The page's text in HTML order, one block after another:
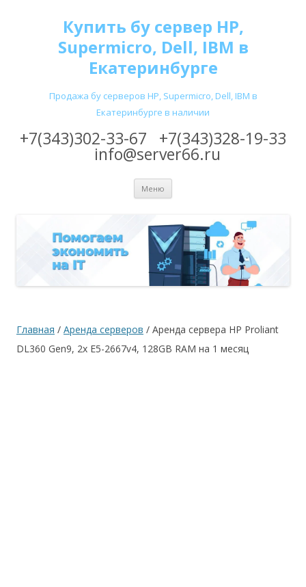
Купить бу сервер HP,
Supermicro, Dell, IBM в
Екатеринбурге
Продажа бу серверов HP, Supermicro, Dell, IBM в
Екатеринбурге в наличии
+7(343)302-33-67 +7(343)328-19-33
info@server66.ru
Меню
Главная / Аренда серверов / Аренда сервера HP Proliant
DL360 Gen9, 2x E5-2667v4, 128GB RAM на 1 месяц